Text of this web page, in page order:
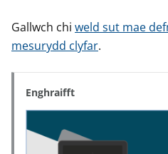
Gallwch chi weld sut mae
mesurydd clyfar.
Enghraifft